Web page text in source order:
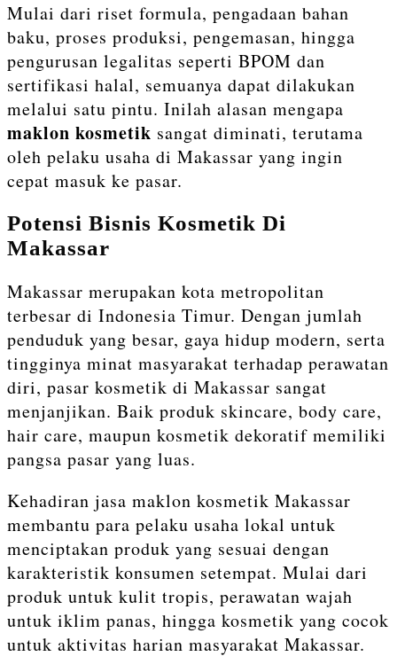
Mulai dari riset formula, pengadaan bahan
baku, proses produksi, pengemasan, hingga
pengurusan legalitas seperti BPOM dan
sertifikasi halal, semuanya dapat dilakukan
melalui satu pintu. Inilah alasan mengapa
maklon kosmetik sangat diminati, terutama
oleh pelaku usaha di Makassar yang ingin
cepat masuk ke pasar.
Potensi Bisnis Kosmetik Di
Makassar
Makassar merupakan kota metropolitan
terbesar di Indonesia Timur. Dengan jumlah
penduduk yang besar, gaya hidup modern, serta
tingginya minat masyarakat terhadap perawatan
diri, pasar kosmetik di Makassar sangat
menjanjikan. Baik produk skincare, body care,
hair care, maupun kosmetik dekoratif memiliki
pangsa pasar yang luas.
Kehadiran jasa maklon kosmetik Makassar
membantu para pelaku usaha lokal untuk
menciptakan produk yang sesuai dengan
karakteristik konsumen setempat. Mulai dari
produk untuk kulit tropis, perawatan wajah
untuk iklim panas, hingga kosmetik yang cocok
untuk aktivitas harian masyarakat Makassar.